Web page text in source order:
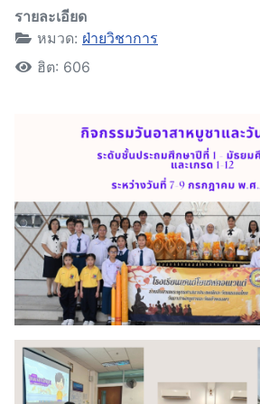
รายละเอียด
หมวด: ฝ่ายวิชาการ
ฮิต: 606